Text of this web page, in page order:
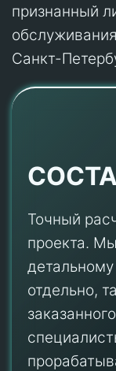
признанный
Санкт-
Точный
проекта.
отдельно,